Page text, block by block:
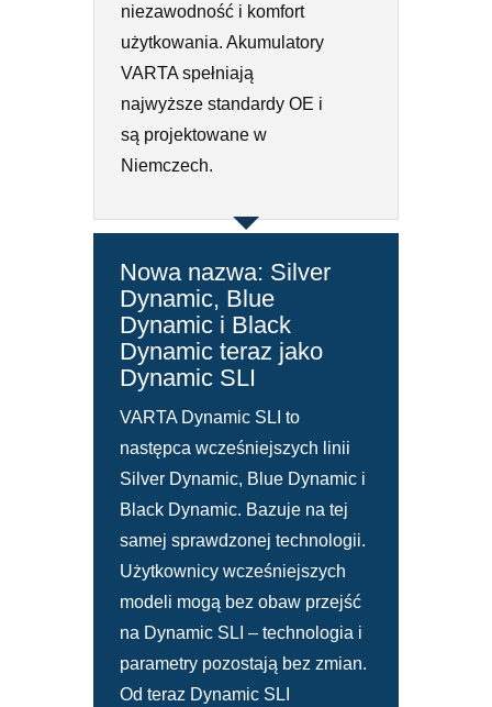
niezawodność i komfort
użytkowania. Akumulatory
VARTA spełniają
najwyższe standardy OE i
są projektowane w
Niemczech.
Nowa nazwa: Silver
Dynamic, Blue
Dynamic i Black
Dynamic teraz jako
Dynamic SLI
VARTA Dynamic SLI to
następca wcześniejszych linii
Silver Dynamic, Blue Dynamic i
Black Dynamic. Bazuje na tej
samej sprawdzonej technologii.
Użytkownicy wcześniejszych
modeli mogą bez obaw przejść
na Dynamic SLI – technologia i
parametry pozostają bez zmian.
Od teraz Dynamic SLI